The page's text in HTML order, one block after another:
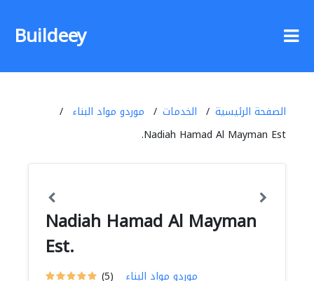
Buildeey
الصفحة الرئيسية الخدمات
موردو مواد البناء
Nadiah Hamad Al Mayman Est.
Nadiah Hamad Al Mayman
Est.
(5) موردو مواد البناء